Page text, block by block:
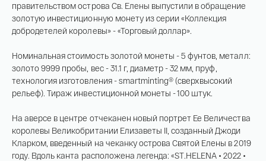
8800 505 04 76
+7495 78682 78
правительством острова Св. Елены выпустили в обращение
золотую инвестиционную монету из серии «Коллекция
добродетелей королевы» - «Торговый доллар».
Номинальная стоимость золотой монеты - 5 фунтов, металл:
золото 9999 пробы, вес - 31.1 г, диаметр - 32 мм, пруф,
технология изготовления - smartminting® (сверхвысокий
рельеф). Тираж инвестиционной монеты - 100 штук.
На аверсе в центре отчеканен новый портрет Ее Величества
королевы Великобритании Елизаветы II, созданный Джоди
Кларком, введенный на чеканку острова Святой Елены в 2019
году. Вдоль канта расположена легенда: «ST.HELENA • 2022 •